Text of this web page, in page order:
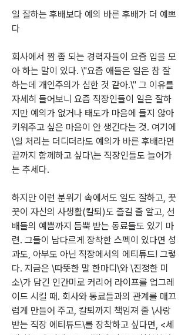
일 잘하는 후배보다 예의 바른 후배가 더 예쁘
다
회사에서 짬 좀 되는 경력자들이 요즘 입을 모
아 하는 말이 있다. \"요즘 애들은 일은 참 잘
하는데 개인주의가 심한 것 같아.\" 그 이유를
자세히 들어보니 요즘 직장인들이 일은 잘하
지만 예의가 없거나 태도가 마음에 들지 않아
키워주고 싶은 마음이 안 생긴다는 것. 여기에
\일 처리는 더디더라도 예의가 바른 후배라면
끝까지 함께하고 싶다\는 직장인들도 늘어가
는 추세다.
하지만 이런 분위기 속에서도 일도 잘하고, 꿋
꿋이 자신의 사생활(칼퇴)도 즐길 줄 알고, 선
배들의 예쁨까지 듬뿍 받는 동료들도 있기 마
련. 그들이 남다르게 장착한 스펙이 있다면 성
과도, 아부도 아닌 직장에서의 에티튜드! 그렇
다. 지금은 \따뜻한 말 한마디\와 \진정한 미
소\가 담긴 인간미로 커리어 라이프를 업그레
이드 시킬 때. 회사와 동료들과의 관계를 매끄
럽게 만들어 주고, 칼퇴까지 책임져 줄 \사랑
받는 직장 에티튜드\를 장착하고 싶다면, <세